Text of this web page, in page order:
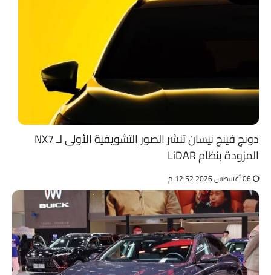
دونج فينج نيسان تنشر الصور التشويقية الأولى لـ NX7
المزودة بنظام LiDAR